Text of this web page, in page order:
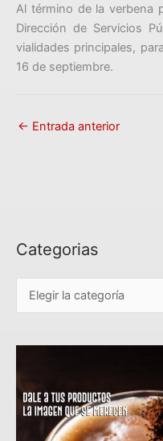
Al término de la verbena
Dirección de Servicios
vialidades principales,
16 de septiembre.
← Entrada anterior
Categorias
C
r